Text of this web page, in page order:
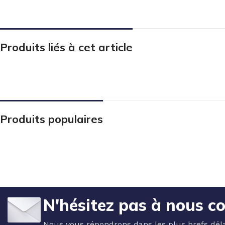
Produits liés à cet article
Produits populaires
N'hésitez pas à nous